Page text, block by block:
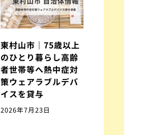
東村山市｜75歳以上
のひとり暮らし高齢
者世帯等へ熱中症対
策ウェアラブルデバ
イスを貸与
2026年7月23日